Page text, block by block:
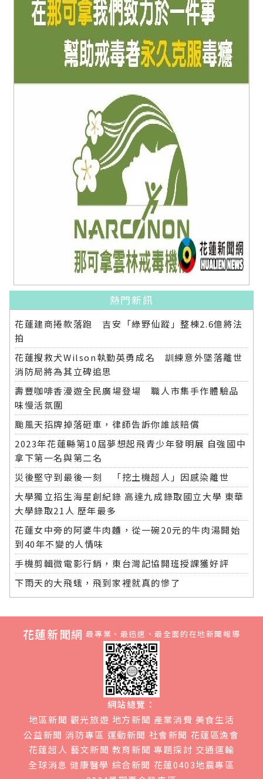
熱門新訊
花蓮建商捲款落跑 吉安「綠野仙蹤」整棟2.6億將法
拍
花蓮搜救犬Wilson執勤英勇成名 訓練意外墜落離世
消防局將為其立碑追思
壽豐咖啡香漫遊全民廣場登場 職人市集手作體驗品
味慢活氛圍
颱風天招牌掉落砸車，律師告訴你誰該賠償
2023年花蓮縣第10屆夢想起飛青少年發明展 自強國中
拿下第一名與第二名
災後堅守到最後一刻 「挖土機超人」因感染離世
大學獨立招生海星創紀錄 高達九成錄取國立大學 東華
大學錄取21人 歷年最多
花蓮女中旁的阿婆牛肉麵，從一碗20元的牛肉湯開始
到40年不變的人情味
手機剪輯微電影行銷，東台灣記協開班授課獲好評
下雨天的大飛蛾，飛到家裡就真的慘了
花蓮新聞網 最專業、最迅速、最全面的在地新聞報導
網站總覽：
地區新聞 觀光旅遊 地方新聞 產業消費 美食生活
公益新聞 消防專區 運動新聞 社會新聞 花蓮區漁會
花蓮超人 藝文新聞 教育新聞 專題探討 交通運輸
全球消息 健康醫學 綜合新聞 花蓮0403地震專區